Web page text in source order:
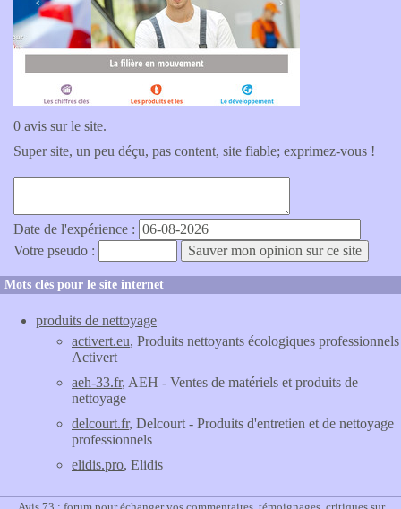
0 avis sur le site.
Super site, un peu déçu, pas content, site fiable; exprimez-vous !
Date de l'expérience :
Votre pseudo :
Mots clés pour le site internet
produits de nettoyage
activert.eu, Produits nettoyants écologiques professionnels
Activert
aeh-33.fr, AEH - Ventes de matériels et produits de
nettoyage
delcourt.fr, Delcourt - Produits d'entretien et de nettoyage
professionnels
elidis.pro, Elidis